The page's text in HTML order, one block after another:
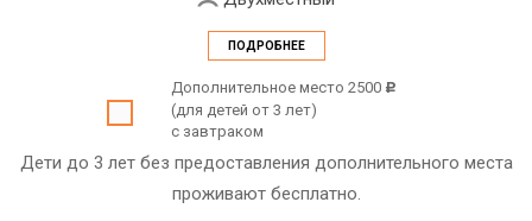
ПОДРОБНЕЕ
Дополнительное место 2500 c
(для детей от 3 лет)
с завтраком
Дети до 3 лет без предоставления дополнительного места
проживают бесплатно.